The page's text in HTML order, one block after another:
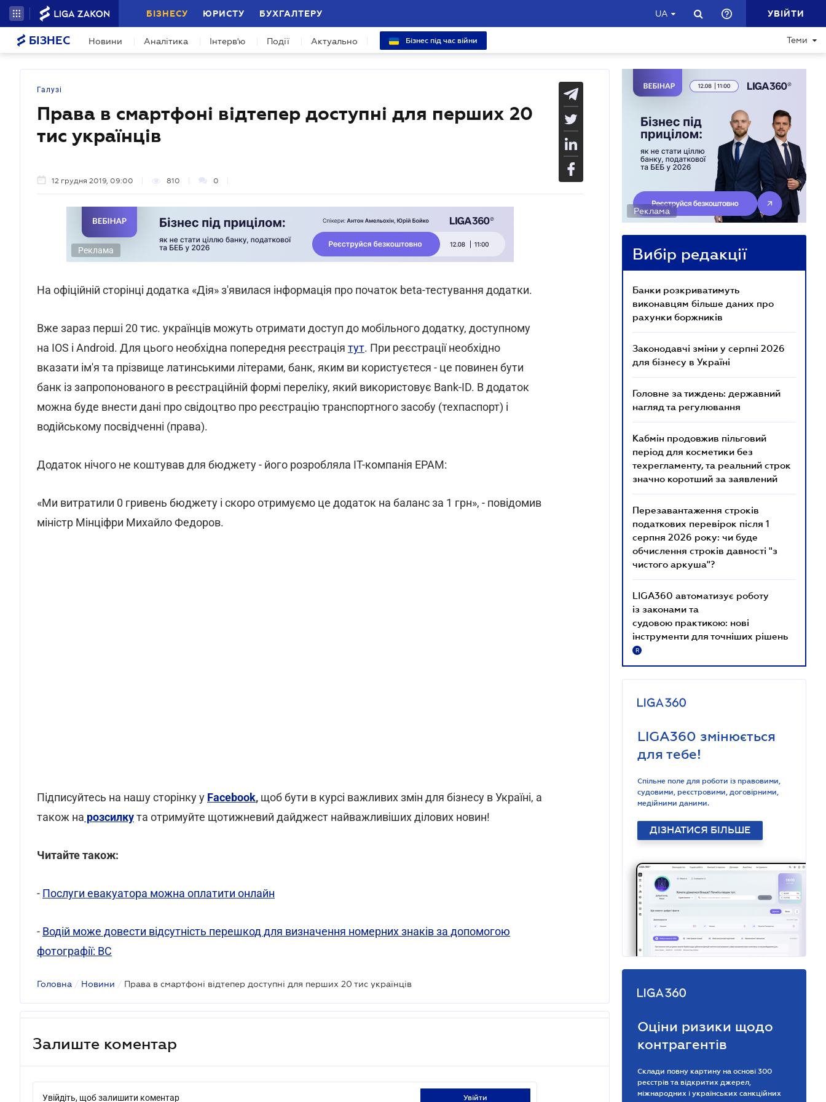
БІЗНЕСУ ЮРИСТУ БУХГАЛТЕРУ UA УВІЙТИ
БІЗНЕС Новини Аналітика Інтерв'ю Події Актуально Бізнес під час війни Теми
Галузі
Права в смартфоні відтепер доступні для перших 20
тис українців
12 грудня 2019, 09:00 810 0
Реклама
На офіційній сторінці додатка «Дія» з'явилася інформація про початок beta-тестування додатки.
Вже зараз перші 20 тис. українців можуть отримати доступ до мобільного додатку, доступному
на IOS і Android. Для цього необхідна попередня реєстрація тут. При реєстрації необхідно
вказати ім'я та прізвище латинськими літерами, банк, яким ви користуєтеся - це повинен бути
банк із запропонованого в реєстраційній формі переліку, який використовує Bank-ID. В додаток
можна буде внести дані про свідоцтво про реєстрацію транспортного засобу (техпаспорт) і
водійському посвідченні (права).
Додаток нічого не коштував для бюджету - його розробляла IT-компанія EPAM:
«Ми витратили 0 гривень бюджету і скоро отримуємо це додаток на баланс за 1 грн», - повідомив
міністр Мінціфри Михайло Федоров.
Підписуйтесь на нашу сторінку у Facebook, щоб бути в курсі важливих змін для бізнесу в Україні, а
також на розсилкута отримуйте щотижневий дайджест найважливіших ділових новин!
Читайте також:
- Послуги евакуатора можна оплатити онлайн
- Водій може довести відсутність перешкод для визначення номерних знаків за допомогою
фотографії: ВС
Головна / Новини / Права в смартфоні відтепер доступні для перших 20 тис українців
Залиште коментар
Увійдіть, щоб залишити коментар увійти
Реклама
Вибір редакції
Банки розкриватимуть
виконавцям більше даних про
рахунки боржників
Законодавчі зміни у серпні 2026
для бізнесу в Україні
Головне за тиждень: державний
нагляд та регулювання
Кабмін продовжив пільговий
період для косметики без
техрегламенту, та реальний строк
значно коротший за заявлений
Перезавантаження строків
податкових перевірок після 1
серпня 2026 року: чи буде
обчислення строків давності "з
чистого аркуша"?
LIGA360 автоматизує роботу
із законами та
судовою практикою: нові
інструменти для точніших рішень
R
LIGA360 змінюється
для тебе!
Спільне поле для роботи із правовими,
судовими, реєстровими, договірними,
медійними даними.
ДІЗНАТИСЯ БІЛЬШЕ
Оціни ризики щодо
контрагентів
Склади повну картину на основі 300
реєстрів та відкритих джерел,
міжнародних і українських санкційних